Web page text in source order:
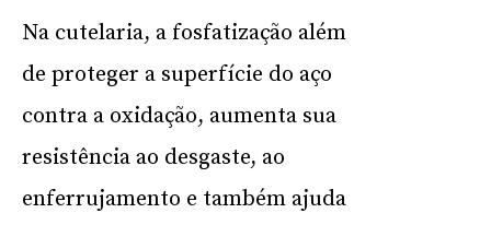
Na cutelaria, a fosfatização além
de proteger a superfície do aço
contra a oxidação, aumenta sua
resistência ao desgaste, ao
enferrujamento e também ajuda